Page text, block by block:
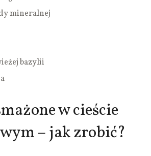
mineralnej
bazylii
w cieście
– jak zrobić?